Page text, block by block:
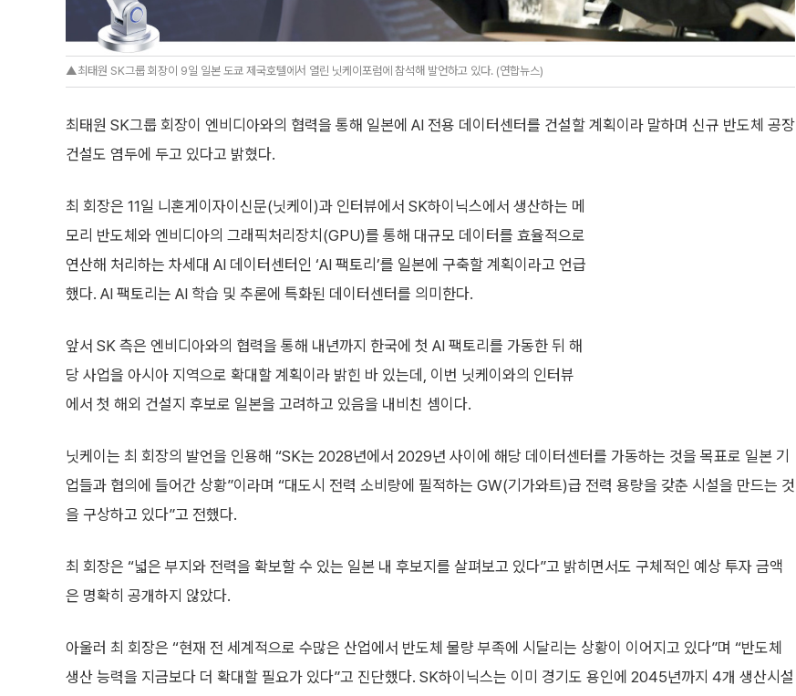
▲최태원 SK그룹 회장이 9일 일본 도쿄 제국호텔에서 열린 닛케이포럼에 참석해 발언하고 있다. (연합뉴스)
최태원 SK그룹 회장이 엔비디아와의 협력을 통해 일본에 AI 전용 데이터센터를 건설할 계획이라 말하며 신규 반도체 공장
건설도 염두에 두고 있다고 밝혔다.
최 회장은 11일 니혼게이자이신문(닛케이)과 인터뷰에서 SK하이닉스에서 생산하는 메
모리 반도체와 엔비디아의 그래픽처리장치(GPU)를 통해 대규모 데이터를 효율적으로
연산해 처리하는 차세대 AI 데이터센터인 ‘AI 팩토리’를 일본에 구축할 계획이라고 언급
했다. AI 팩토리는 AI 학습 및 추론에 특화된 데이터센터를 의미한다.
앞서 SK 측은 엔비디아와의 협력을 통해 내년까지 한국에 첫 AI 팩토리를 가동한 뒤 해
당 사업을 아시아 지역으로 확대할 계획이라 밝힌 바 있는데, 이번 닛케이와의 인터뷰
에서 첫 해외 건설지 후보로 일본을 고려하고 있음을 내비친 셈이다.
닛케이는 최 회장의 발언을 인용해 “SK는 2028년에서 2029년 사이에 해당 데이터센터를 가동하는 것을 목표로 일본 기
업들과 협의에 들어간 상황”이라며 “대도시 전력 소비량에 필적하는 GW(기가와트)급 전력 용량을 갖춘 시설을 만드는 것
을 구상하고 있다”고 전했다.
최 회장은 “넓은 부지와 전력을 확보할 수 있는 일본 내 후보지를 살펴보고 있다”고 밝히면서도 구체적인 예상 투자 금액
은 명확히 공개하지 않았다.
아울러 최 회장은 “현재 전 세계적으로 수많은 산업에서 반도체 물량 부족에 시달리는 상황이 이어지고 있다”며 “반도체
생산 능력을 지금보다 더 확대할 필요가 있다”고 진단했다. SK하이닉스는 이미 경기도 용인에 2045년까지 4개 생산시설